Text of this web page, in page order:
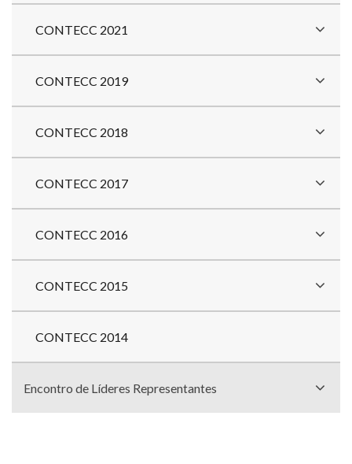
CONTECC 2021
CONTECC 2019
CONTECC 2018
CONTECC 2017
CONTECC 2016
CONTECC 2015
CONTECC 2014
Encontro de Líderes Representantes